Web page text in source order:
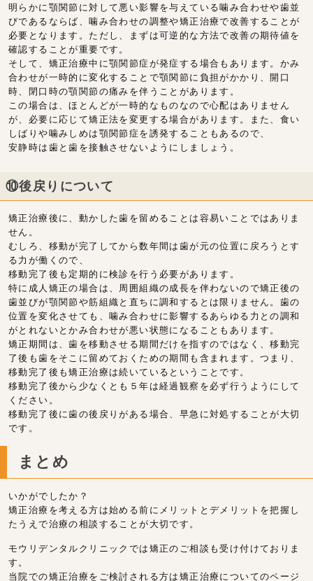
明らかに顎関節に対して悪い影響を与えている噛み合わせや歯並
びであるならば、噛み合わせの調整や矯正治療で改善することが
必要となります。ただし、まずは可逆的な方法で改善の期待値を
確認することが重要です。
そして、矯正治療中に顎関節症が発症する場合もあります。かみ
合わせが一時的に変化することで顎関節に負担がかかり、開口
時、閉口時の顎関節の痛みを伴うことがあります。
この場合は、ほとんどが一時的なものなので心配はありません
が、必要に応じて矯正法を変更する場合があります。また、食い
しばりや噛みしめは顎関節症を誘発することもあるので、
安静時は歯と歯を接触させないようにしましょう。
⑩後戻りについて
矯正治療後に、動かした歯を留めることは容易いことではありま
せん。
むしろ、移動が完了してから数年間は歯が元の位置に戻ろうとす
る力が働くので、
移動完了後も定期的に検診を行う必要があります。
特に成人矯正の場合は、周囲組織の成長を伴わないので矯正後の
歯並びが顎関節や筋組織と直ちに調和するとは限りません。歯の
位置を変化させても、噛み合わせに影響するあらゆる力との調和
がとれないとかみ合わせが悪い状態になることもあります。
矯正期間は、歯を移動させる期間だけを指すのではなく、移動完
了後も歯をそこに留めておくための期間も含まれます。つまり、
移動完了後も矯正治療は続いているということです。
移動完了後から少なくとも５年は経過観察を必ず行うようにして
ください。
移動完了後に歯の後戻りがある場合、早急に対処することが大切
です。
まとめ
いかがでしたか？
矯正治療を考える方は始める前にメリットとデメリットを把握し
たうえで治療の相談することが大切です。
モウリデンタルクリニックでは矯正のご相談も受け付けておりま
す。
当院での矯正治療をご検討される方は矯正治療についてのページ